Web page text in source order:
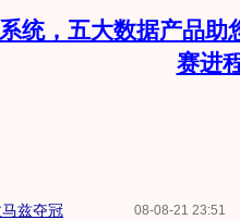
统，五大数据产品助
赛进
08-08-21 23:51
兹夺冠